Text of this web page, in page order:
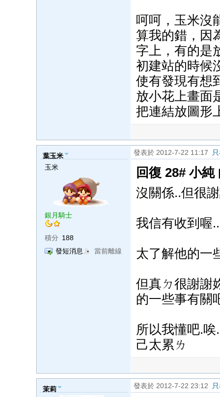
呵呵，玉米沒
算我的錯，因
字上，有的是
初建站的時候
使有發現有想
放小花上畫面
把連結放圖形
葉玉米
玉米
銀月騎士
積分 188
發短消息
當前離線
發表於 2012-7-22 11:17
回復 28# 小純
沒關係..但很
我信有收到喔
太了解他的一
但真ㄉ很謝謝
的一些事有關
所以我懂吧.
己太累ㄌ
茉莉 發表於 2012-7-22 23:12